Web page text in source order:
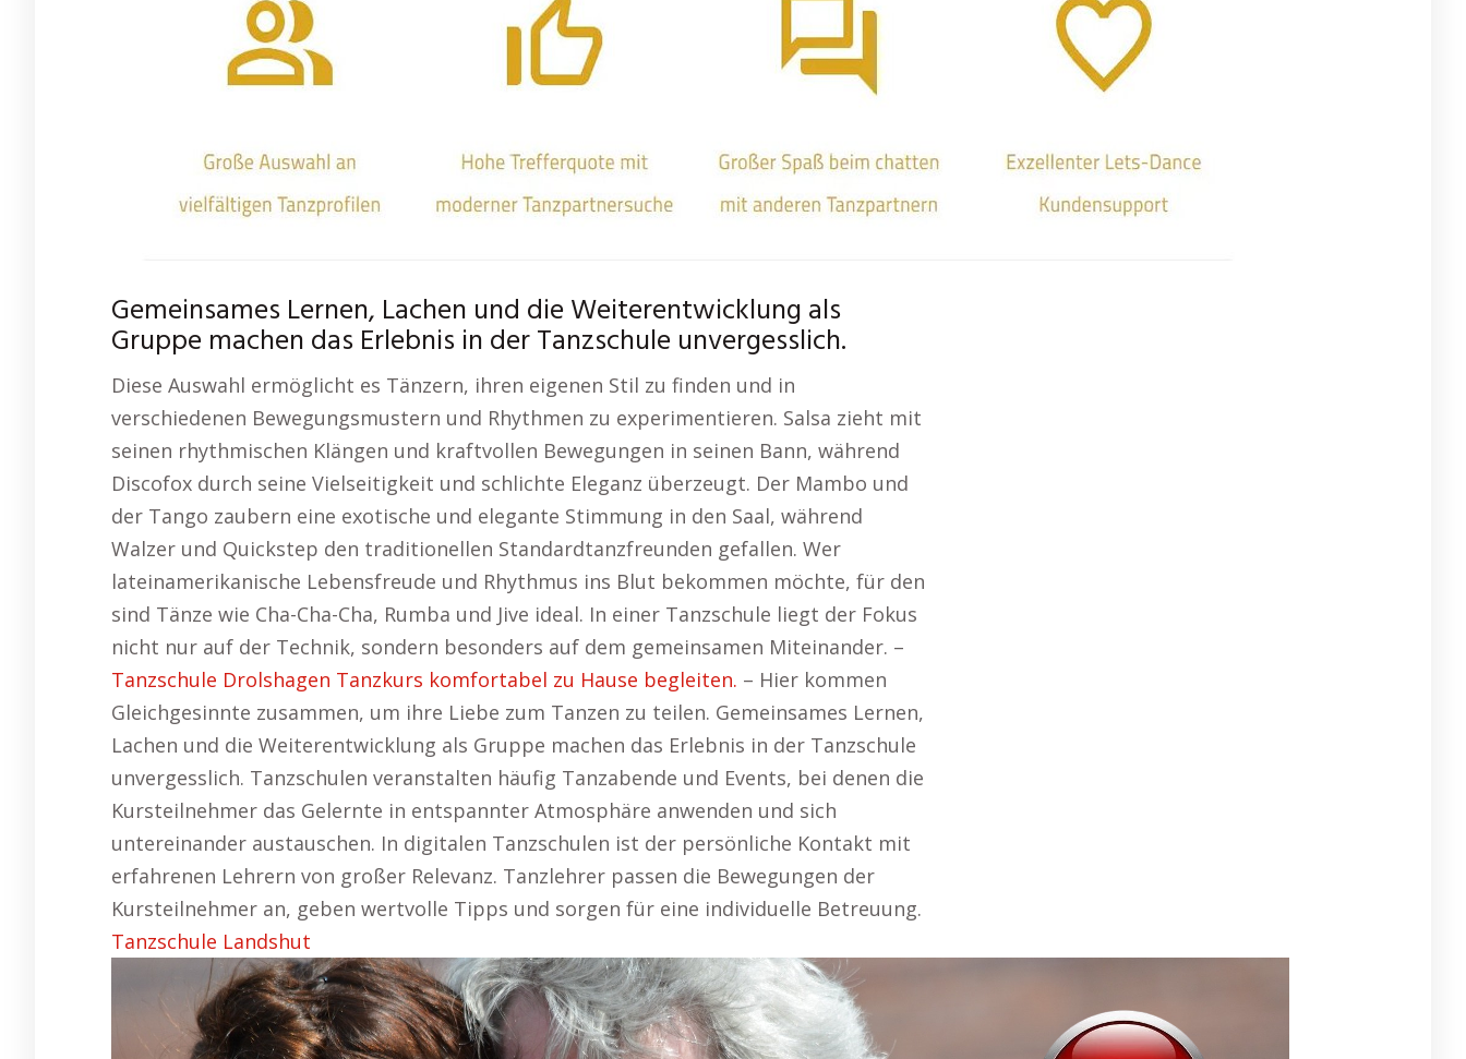
Gemeinsames Lernen, Lachen und die Weiterentwicklung als
Gruppe machen das Erlebnis in der Tanzschule unvergesslich.
Diese Auswahl ermöglicht es Tänzern, ihren eigenen Stil zu finden und in
verschiedenen Bewegungsmustern und Rhythmen zu experimentieren. Salsa zieht mit
seinen rhythmischen Klängen und kraftvollen Bewegungen in seinen Bann, während
Discofox durch seine Vielseitigkeit und schlichte Eleganz überzeugt. Der Mambo und
der Tango zaubern eine exotische und elegante Stimmung in den Saal, während
Walzer und Quickstep den traditionellen Standardtanzfreunden gefallen. Wer
lateinamerikanische Lebensfreude und Rhythmus ins Blut bekommen möchte, für den
sind Tänze wie Cha-Cha-Cha, Rumba und Jive ideal. In einer Tanzschule liegt der Fokus
nicht nur auf der Technik, sondern besonders auf dem gemeinsamen Miteinander. –
Tanzschule Drolshagen Tanzkurs komfortabel zu Hause begleiten. – Hier kommen
Gleichgesinnte zusammen, um ihre Liebe zum Tanzen zu teilen. Gemeinsames Lernen,
Lachen und die Weiterentwicklung als Gruppe machen das Erlebnis in der Tanzschule
unvergesslich. Tanzschulen veranstalten häufig Tanzabende und Events, bei denen die
Kursteilnehmer das Gelernte in entspannter Atmosphäre anwenden und sich
untereinander austauschen. In digitalen Tanzschulen ist der persönliche Kontakt mit
erfahrenen Lehrern von großer Relevanz. Tanzlehrer passen die Bewegungen der
Kursteilnehmer an, geben wertvolle Tipps und sorgen für eine individuelle Betreuung.
Tanzschule Landshut